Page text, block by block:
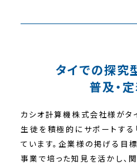
タイでの探究
普及・
カシオ計算機株式会社様がタ
生徒を積極的にサポートする
ています。企業様の掲げる目
事業で培った知見を活かし、